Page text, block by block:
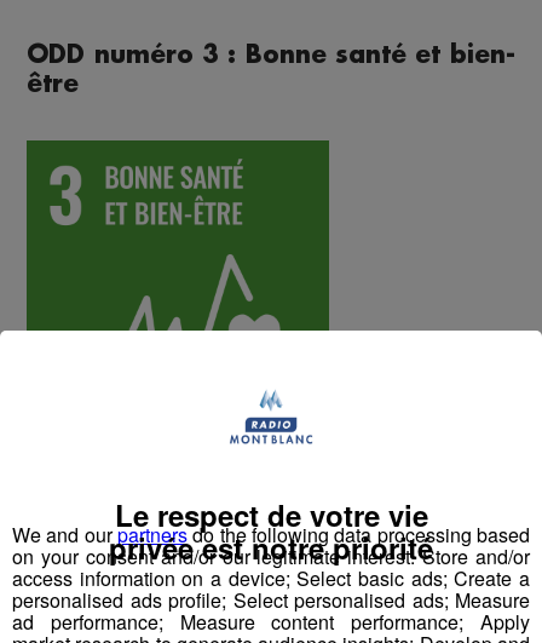
ODD numéro 3 : Bonne santé et bien-
être
Selon l’Organisation internationale du Travail et
l’Organisation mondiale de la Santé, les accidents de
travail et les maladies professionnelles tuent chaque
année plus de 2,3 millions de personnes et a un coût
We and ourpartnersdo the following data processing based
on your consent and/or our legitimate interest: Store and/or
access information on a device; Select basic ads; Create a
personalised ads profile; Select personalised ads; Measure
ad performance; Measure content performance; Apply
Le respect de votre vie
privée est notre priorité